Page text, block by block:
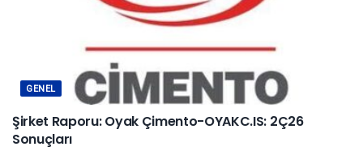
GENEL
Şirket Raporu: Oyak Çimento-OYAKC.IS: 2Ç26
Sonuçları